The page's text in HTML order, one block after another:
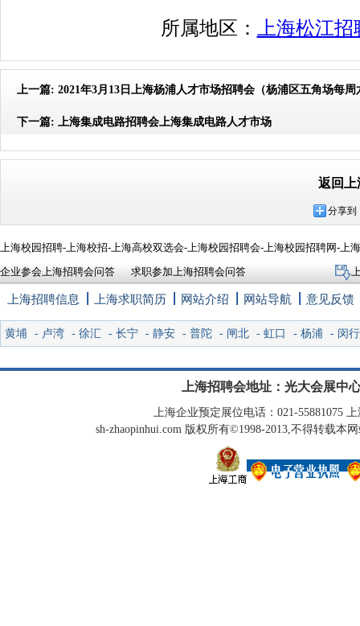
所属地区： 上海松江
上一篇: 2021年3月13日上海杨浦人才市场招聘会（杨浦区五角场每
下一篇: 上海集成电路招聘会上海集成电路人才市场
返回上
分享到
上海校园招聘-上海校招-上海高校双选会-上海校园招聘会-上海校园招聘网-上
企业参会上海招聘会问答 求职参加上海招聘会问答
上海招聘信息 上海求职简历 网站介绍 网站导航 意见反馈
黄埔 - 卢湾 - 徐汇 - 长宁 - 静安 - 普陀 - 闸北 - 虹口 - 杨浦 - 闵行
上海招聘会地址：光大会展中
上海企业预定展位电话：021-55881075
sh-zhaopinhui.com 版权所有©1998-2013,不得转载本